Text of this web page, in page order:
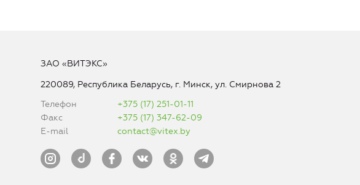
ЗАО «ВИТЭКС»
220089, Республика Беларусь, г. Минск, ул. Смирнова 2
Телефон
+375 (17) 251-01-11
Факс
+375 (17) 347-62-09
E-mail
contact@vitex.by